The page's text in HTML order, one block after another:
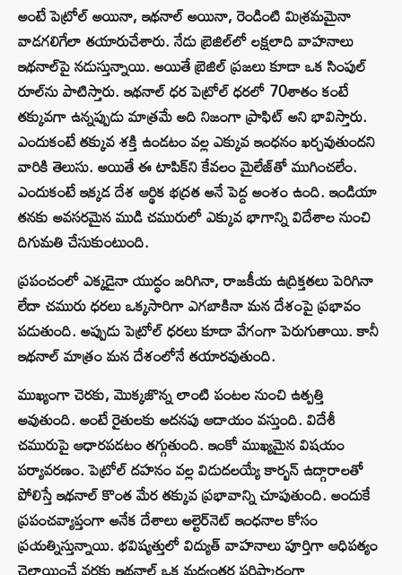
అంటే పెట్రోల్ అయినా, ఇథనాల్ అయినా, రెండింటి మిశ్రమమైనా
వాడగలిగేలా తయారుచేశారు. నేడు బ్రెజిల్‌లో లక్షలాది వాహనాలు
ఇథనాల్‌పై నడుస్తున్నాయి. అయితే బ్రెజిల్ ప్రజలు కూడా ఒక సింపుల్
రూల్‌ను పాటిస్తారు. ఇథనాల్ ధర పెట్రోల్ ధరలో 70శాతం కంటే
తక్కువగా ఉన్నప్పుడు మాత్రమే అది నిజంగా ప్రాఫిట్‌ అని భావిస్తారు.
ఎందుకంటే తక్కువ శక్తి ఉండటం వల్ల ఎక్కువ ఇంధనం ఖర్చవుతుందని
వారికి తెలుసు. అయితే ఈ టాపిక్‌ని కేవలం మైలేజ్‌తో ముగించలేం.
ఎందుకంటే ఇక్కడ దేశ ఆర్థిక భద్రత అనే పెద్ద అంశం ఉంది. ఇండియా
తనకు అవసరమైన ముడి చమురులో ఎక్కువ భాగాన్ని విదేశాల నుంచి
దిగుమతి చేసుకుంటుంది.
ప్రపంచంలో ఎక్కడైనా యుద్ధం జరిగినా, రాజకీయ ఉద్రిక్తతలు పెరిగినా
లేదా చమురు ధరలు ఒక్కసారిగా ఎగబాకినా మన దేశంపై ప్రభావం
పడుతుంది. అప్పుడు పెట్రోల్ ధరలు కూడా వేగంగా పెరుగుతాయి. కానీ
ఇథనాల్ మాత్రం మన దేశంలోనే తయారవుతుంది.
ముఖ్యంగా చెరకు, మొక్కజొన్న లాంటి పంటల నుంచి ఉత్పత్తి
అవుతుంది. అంటే రైతులకు అదనపు ఆదాయం వస్తుంది. విదేశీ
చమురుపై ఆధారపడటం తగ్గుతుంది. ఇంకో ముఖ్యమైన విషయం
పర్యావరణం. పెట్రోల్ దహనం వల్ల విడుదలయ్యే కార్బన్ ఉద్గారాలతో
పోలిస్తే ఇథనాల్ కొంత మేర తక్కువ ప్రభావాన్ని చూపుతుంది. అందుకే
ప్రపంచవ్యాప్తంగా అనేక దేశాలు అల్టెర్‌నెట్‌ ఇంధనాల కోసం
ప్రయత్నిస్తున్నాయి. భవిష్యత్తులో విద్యుత్ వాహనాలు పూర్తిగా ఆధిపత్యం